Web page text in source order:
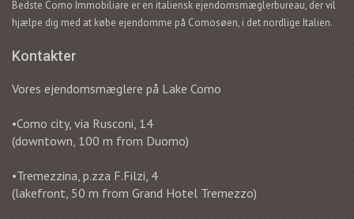
Bedste Como Immobiliare er en italiensk ejendomsmæglerbureau, der vil
hjælpe dig med at købe ejendomme på Comosøen, i det nordlige Italien.
Kontakter
Vores ejendomsmæglere på Lake Como
•Como city, via Rusconi, 14
(downtown, 100 m from Duomo)
•Tremezzina, p.zza F.Filzi, 4
(lakefront, 50 m from Grand Hotel Tremezzo)